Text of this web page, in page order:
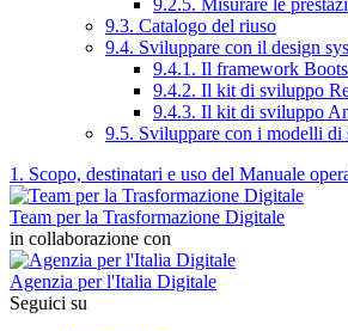
9.3. Catalogo del riuso
9.4. Sviluppare con il design
9.4.1. Il framework
9.4.2. Il kit di sviluppo
9.4.3. Il kit di sviluppo
9.5. Sviluppare con i modelli di
1. Scopo, destinatari e uso del Manuale
Team per la Trasformazione Digitale
in collaborazione con
Agenzia per l'Italia Digitale
Seguici su